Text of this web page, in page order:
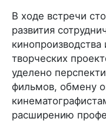
В ходе встречи
развития
творческих
уделено
фильмов, обмену
расширению